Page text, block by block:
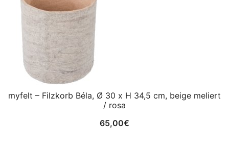
myfelt – Filzkorb Béla, Ø 30 x H 34,5 cm, beige meliert
/ rosa
65,00€